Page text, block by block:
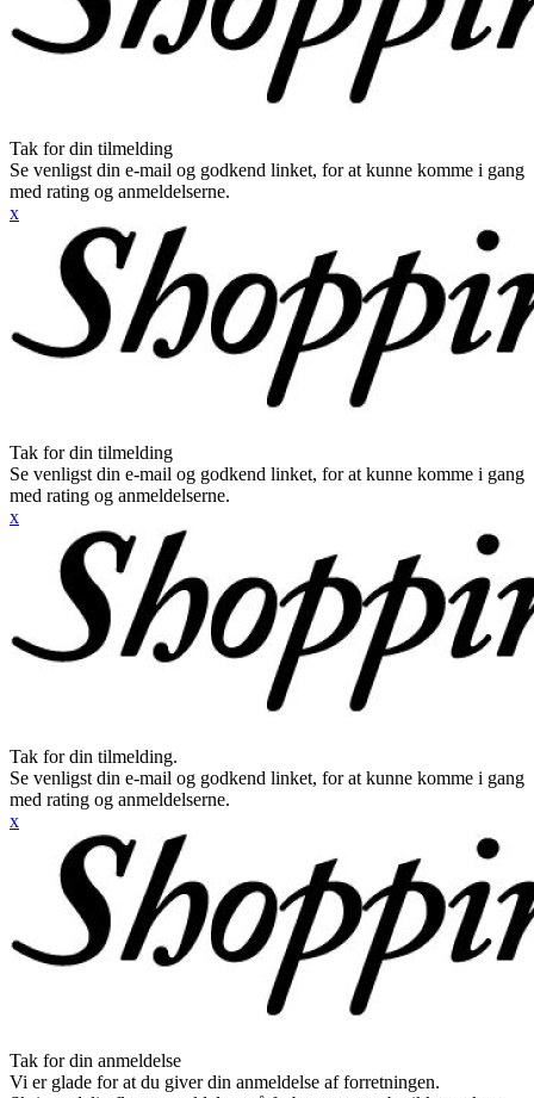
Tak for din tilmelding
Se venligst din e-mail og godkend linket, for at kunne komme i gang
med rating og anmeldelserne.
x
Tak for din tilmelding
Se venligst din e-mail og godkend linket, for at kunne komme i gang
med rating og anmeldelserne.
x
Tak for din tilmelding.
Se venligst din e-mail og godkend linket, for at kunne komme i gang
med rating og anmeldelserne.
x
Tak for din anmeldelse
Vi er glade for at du giver din anmeldelse af forretningen.